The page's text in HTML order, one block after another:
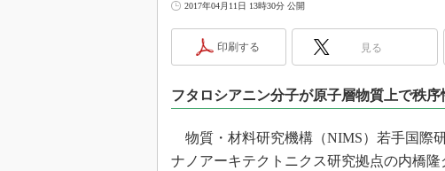
踊るバズワード ～
Buzzword
で起こること
光伝送技術を知る
2017年04月11日 13時30分 公開
印刷する 見る
フタロシアニン分子が原子層物質上で秩
物質・材料研究機構（NIMS）若手国際
ナノアーキテクトニクス研究拠点の内橋